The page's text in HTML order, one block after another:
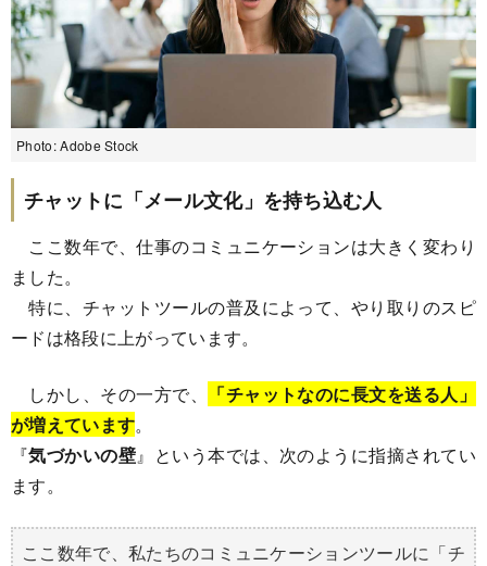
Photo: Adobe Stock
チャットに「メール文化」を持ち込む人
ここ数年で、仕事のコミュニケーションは大きく変わり
ました。
特に、チャットツールの普及によって、やり取りのスピ
ードは格段に上がっています。
しかし、その一方で、
「チャットなのに長文を送る人」
が増えています。
『気づかいの壁』という本では、次のように指摘されてい
ます。
ここ数年で、私たちのコミュニケーションツールに「チ